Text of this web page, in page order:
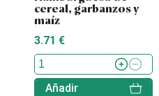
cereal, garbanzos y
maíz
3.71 €
Añadir